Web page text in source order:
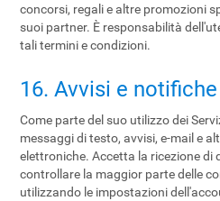
concorsi, regali e altre promozioni
suoi partner. È responsabilità
tali termini e condizioni.
16. Avvisi e notifiche
Come parte del suo utilizzo dei
messaggi di testo, avvisi, e-mail e
elettroniche. Accetta la ricezione di
controllare la maggior parte delle
utilizzando le impostazioni